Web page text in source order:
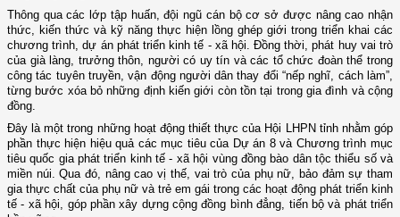
Thông qua các lớp tập huấn, đội ngũ cán bộ cơ sở được nâng cao nhận
thức, kiến thức và kỹ năng thực hiện lồng ghép giới trong triển khai các
chương trình, dự án phát triển kinh tế - xã hội. Đồng thời, phát huy vai trò
của già làng, trưởng thôn, người có uy tín và các tổ chức đoàn thể trong
công tác tuyên truyền, vận động người dân thay đổi “nếp nghĩ, cách làm”,
từng bước xóa bỏ những định kiến giới còn tồn tại trong gia đình và cộng
đồng.
Đây là một trong những hoạt động thiết thực của Hội LHPN tỉnh nhằm góp
phần thực hiện hiệu quả các mục tiêu của Dự án 8 và Chương trình mục
tiêu quốc gia phát triển kinh tế - xã hội vùng đồng bào dân tộc thiểu số và
miền núi. Qua đó, nâng cao vị thế, vai trò của phụ nữ, bảo đảm sự tham
gia thực chất của phụ nữ và trẻ em gái trong các hoạt động phát triển kinh
tế - xã hội, góp phần xây dựng cộng đồng bình đẳng, tiến bộ và phát triển